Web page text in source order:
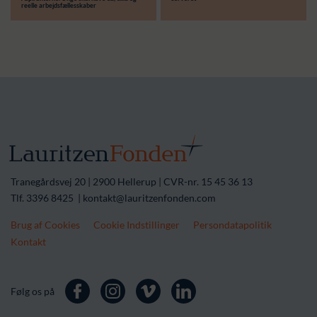
reelle arbejdsfællesskaber
Tranegårdsvej 20 | 2900 Hellerup | CVR-nr. 15 45 36 13
Tlf. 3396 8425 | kontakt@lauritzenfonden.com
Brug af Cookies Cookie Indstillinger
Persondatapolitik
Kontakt
Følg os på